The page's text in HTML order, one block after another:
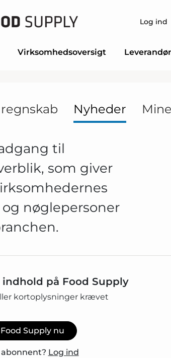
Log ind
Virksomhedsoversigt
Nyheder
til
som giver
nøglepersoner
på Food Supply
kortoplysninger krævet
Supply nu
Log ind